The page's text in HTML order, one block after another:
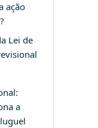
ação
Lei de
a